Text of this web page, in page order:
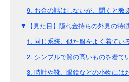
9. お金の話はしないが、聞くと教
▼【見た目】隠れ金持ちの外見の特
1. 同じ系統、似た服をよく着てい
2. シンプルで質の高いものを着て
3. 時計や靴、眼鏡などの小物には